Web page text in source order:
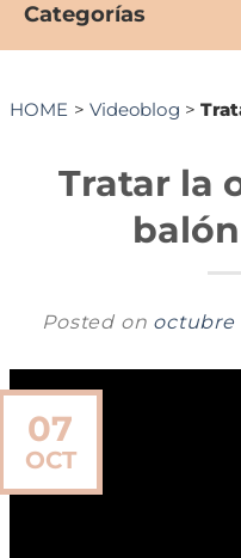
Categorías
HOME > Videoblog >
Tratar la
Posted on octubre
07
OCT